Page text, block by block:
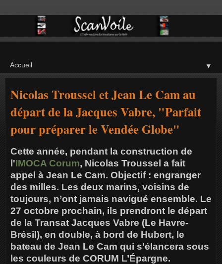
▼
Nicolas Troussel et Jean Le Cam au
départ de la Jacques Vabre, "Parfait
pour préparer le Vendée Globe"
Cette année, pendant la construction de
l'IMOCA Corum, Nicolas Troussel a fait
appel à Jean Le Cam. Objectif : engranger
des milles. Les deux marins, voisins de
toujours, n’ont jamais navigué ensemble. Le
27 octobre prochain, ils prendront le départ
de la Transat Jacques Vabre (Le Havre-
Brésil), en double, à bord de Hubert, le
bateau de Jean Le Cam qui s’élancera sous
les couleurs de CORUM L’Épargne.